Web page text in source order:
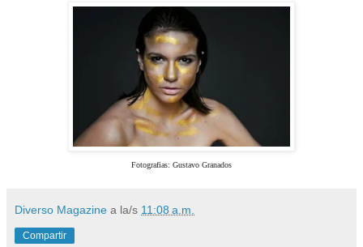
Fotografias: Gustavo Granados
Diverso Magazine a la/s 11:08 a.m.
Compartir